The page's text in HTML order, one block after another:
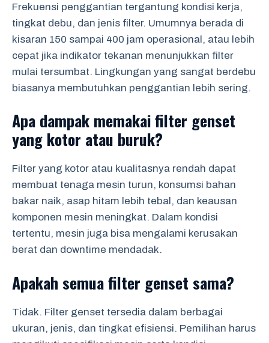
Frekuensi penggantian tergantung kondisi kerja,
tingkat debu, dan jenis filter. Umumnya berada di
kisaran 150 sampai 400 jam operasional, atau lebih
cepat jika indikator tekanan menunjukkan filter
mulai tersumbat. Lingkungan yang sangat berdebu
biasanya membutuhkan penggantian lebih sering.
Apa dampak memakai filter genset
yang kotor atau buruk?
Filter yang kotor atau kualitasnya rendah dapat
membuat tenaga mesin turun, konsumsi bahan
bakar naik, asap hitam lebih tebal, dan keausan
komponen mesin meningkat. Dalam kondisi
tertentu, mesin juga bisa mengalami kerusakan
berat dan downtime mendadak.
Apakah semua filter genset sama?
Tidak. Filter genset tersedia dalam berbagai
ukuran, jenis, dan tingkat efisiensi. Pemilihan harus